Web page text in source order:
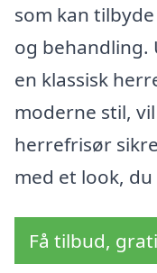
som kan
og behandling.
en klassisk
moderne stil,
herrefrisør
med et look,
Få tilbud,